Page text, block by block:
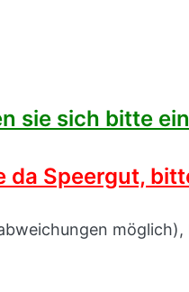
sie sich bitte
Speergut,